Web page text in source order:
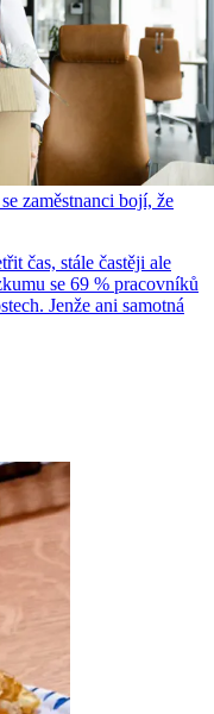
zaměstnanci bojí, že
čas, stále častěji ale
se 69 % pracovníků
Jenže ani samotná